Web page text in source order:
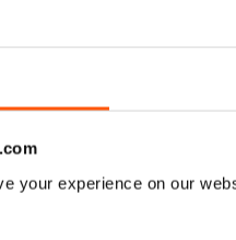
your experience on our